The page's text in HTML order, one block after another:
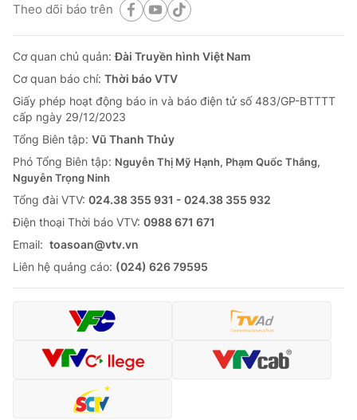
Theo dõi báo trên
Cơ quan chủ quản:Đài Truyền hình Việt Nam
Cơ quan báo chí: Thời báo VTV
Giấy phép hoạt động báo in và báo điện tử số 483/GP-BTTTT
cấp ngày 29/12/2023
Tổng Biên tập: Vũ Thanh Thủy
Phó Tổng Biên tập: Nguyễn Thị Mỹ Hạnh, Phạm Quốc Thắng,
Nguyễn Trọng Ninh
Tổng đài VTV: 024.38 355 931 - 024.38 355 932
Ðiện thoại Thời báo VTV: 0988 671 671
Email: toasoan@vtv.vn
Liên hệ quảng cáo: (024) 626 79595